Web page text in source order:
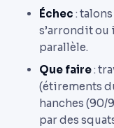
Échec :
s’arrondit
parallèle.
Que faire:
(étirements
hanches (90/
par des